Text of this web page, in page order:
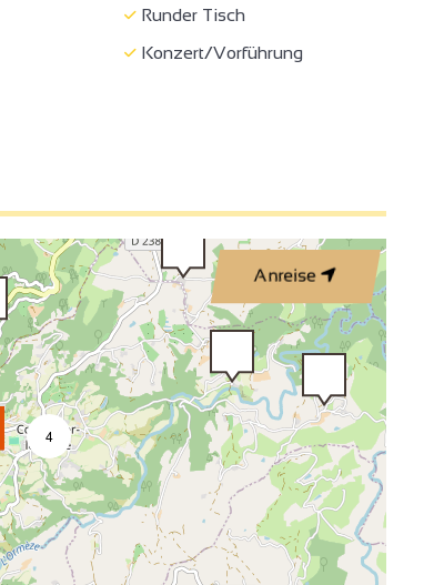
Runder Tisch
Konzert/Vorführung
Anreise
4